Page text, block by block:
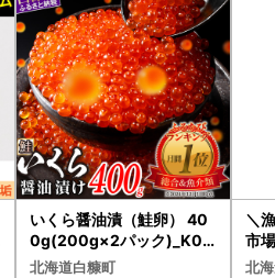
いくら醤油漬（鮭卵） 40
0g(200g×2パック)_K02
2-1676
北海道白糠町
＼
市
貝
北